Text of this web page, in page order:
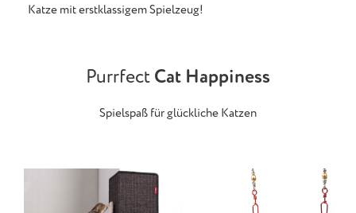
Katze mit erstklassigem Spielzeug!
Purrfect Cat Happiness
Spielspaß für glückliche Katzen
Produktgalerie überspringen